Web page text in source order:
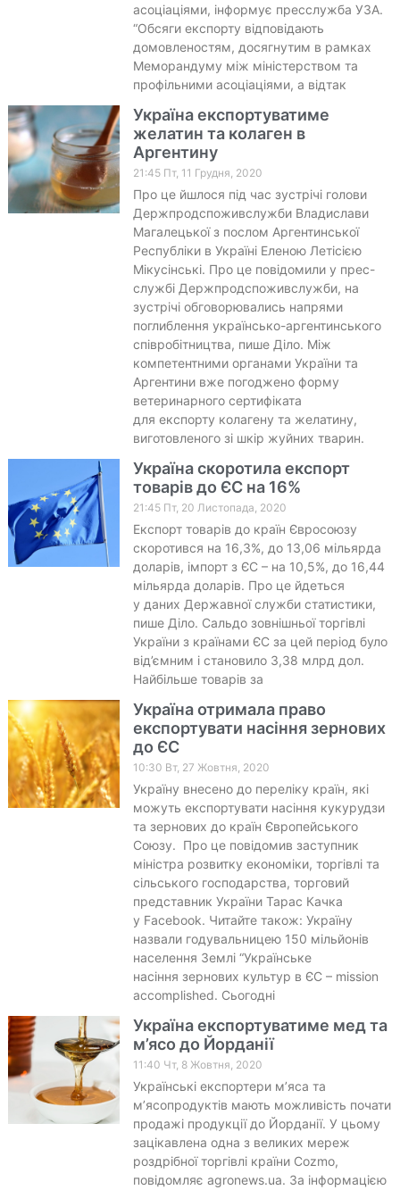
асоціаціями, інформує пресслужба УЗА.
“Обсяги експорту відповідають
домовленостям, досягнутим в рамках
Меморандуму між міністерством та
профільними асоціаціями, а відтак
Україна експортуватиме
желатин та колаген в
Аргентину
21:45 Пт, 11 Грудня, 2020
Про це йшлося під час зустрічі голови
Держпродспоживслужби Владислави
Магалецької з послом Аргентинської
Республіки в Україні Еленою Летісією
Мікусінські. Про це повідомили у прес-
службі Держпродспоживслужби, на
зустрічі обговорювались напрями
поглиблення українсько-аргентинського
співробітництва, пише Діло. Між
компетентними органами України та
Аргентини вже погоджено форму
ветеринарного сертифіката
для експорту колагену та желатину,
виготовленого зі шкір жуйних тварин.
Україна скоротила експорт
товарів до ЄС на 16%
21:45 Пт, 20 Листопада, 2020
Експорт товарів до країн Євросоюзу
скоротився на 16,3%, до 13,06 мільярда
доларів, імпорт з ЄС – на 10,5%, до 16,44
мільярда доларів. Про це йдеться
у даних Державної служби статистики,
пише Діло. Сальдо зовнішньої торгівлі
України з країнами ЄС за цей період було
від’ємним і становило 3,38 млрд дол.
Найбільше товарів за
Україна отримала право
експортувати насіння зернових
до ЄС
10:30 Вт, 27 Жовтня, 2020
Україну внесено до переліку країн, які
можуть експортувати насіння кукурудзи
та зернових до країн Європейського
Союзу. Про це повідомив заступник
міністра розвитку економіки, торгівлі та
сільського господарства, торговий
представник України Тарас Качка
у Facebook. Читайте також: Україну
назвали годувальницею 150 мільйонів
населення Землі “Українське
насіння зернових культур в ЄС – mission
accomplished. Сьогодні
Україна експортуватиме мед та
м’ясо до Йорданії
11:40 Чт, 8 Жовтня, 2020
Українські експортери м’яса та
м’ясопродуктів мають можливість почати
продажі продукції до Йорданії. У цьому
зацікавлена одна з великих мереж
роздрібної торгівлі країни Cozmo,
повідомляє agronews.ua. За інформацією